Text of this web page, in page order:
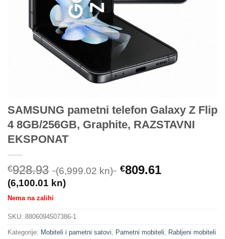
SAMSUNG pametni telefon Galaxy Z Flip
4 8GB/256GB, Graphite, RAZSTAVNI
EKSPONAT
€928.93 (6,999.02 kn) €809.61
(6,100.01 kn)
Nema na zalihi
SKU: 8806094507386-1
Kategorije: Mobiteli i pametni satovi Pametni mobiteli Rabljeni mobiteli